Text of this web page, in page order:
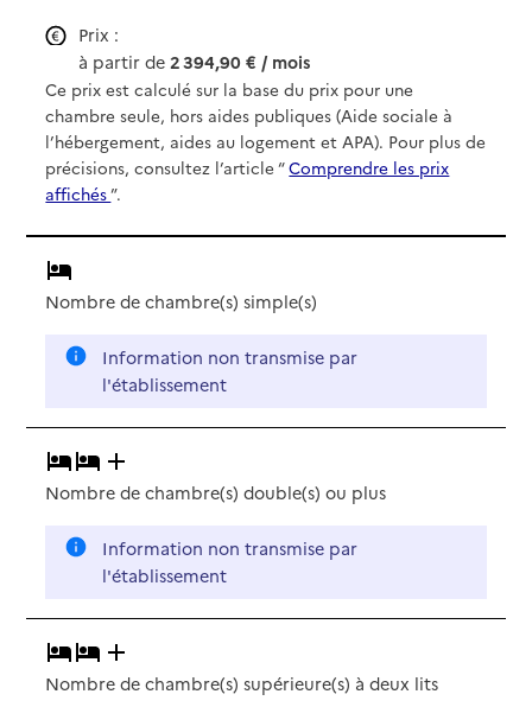
Prix :
à partir de2 394,90 € / mois
Ce prix est calculé sur la base du prix pour une
chambre seule, hors aides publiques (Aide sociale à
l’hébergement, aides au logement et APA). Pour plus de
précisions, consultez l’article “Comprendre les prix
affichés”.
Nombre de chambre(s) simple(s)
Information non transmise par
l'établissement
Nombre de chambre(s) double(s)ou plus
Information non transmise par
l'établissement
Nombre de chambre(s) supérieure(s) à deux lits